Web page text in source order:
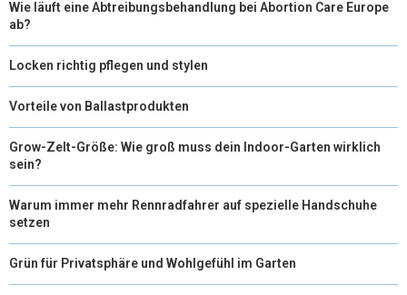
Wie läuft eine Abtreibungsbehandlung bei Abortion Care Europe
ab?
Locken richtig pflegen und stylen
Vorteile von Ballastprodukten
Grow-Zelt-Größe: Wie groß muss dein Indoor-Garten wirklich
sein?
Warum immer mehr Rennradfahrer auf spezielle Handschuhe
setzen
Grün für Privatsphäre und Wohlgefühl im Garten